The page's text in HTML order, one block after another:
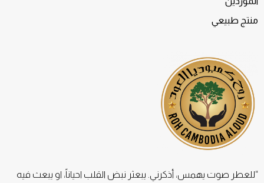
“للعطر صوت يهمس، أذكرني. يبعثر نبض القلب احياناً، او يبعث فيه
منتج طبيعي